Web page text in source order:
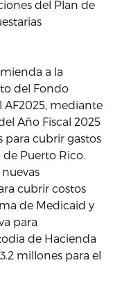
del Plan de
a la
del Fondo
AF2025, mediante
Año Fiscal 2025
para cubrir gastos
Puerto Rico.
cubrir costos
de Medicaid y
para
de Hacienda
millones para el